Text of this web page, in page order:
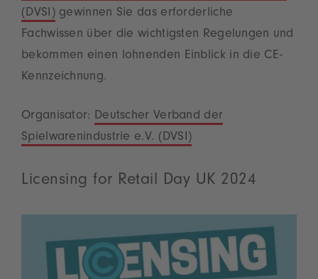
(DVSI)gewinnen Sie das erforderliche
Fachwissen über die wichtigsten Regelungen und
bekommen einen lohnenden Einblick in die CE-
Kennzeichnung.
Organisator: Deutscher Verband der
Spielwarenindustrie e.V. (DVSI)
Licensing for Retail Day UK 2024